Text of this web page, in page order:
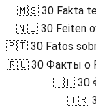
🇲🇸 30 Fakta
🇳🇱 30 Feiten
🇵🇹 30 Fatos
🇷🇺 30 Факты о
🇹🇭 30 ข้
🇹🇷